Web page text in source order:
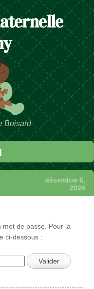
Boisard
décembre 6,
2024
de passe. Pour la
ci-dessous :